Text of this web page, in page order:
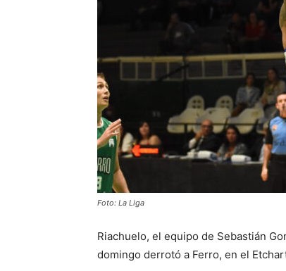
Foto: La Liga
Riachuelo, el equipo de Sebastián
domingo derrotó a Ferro, en el